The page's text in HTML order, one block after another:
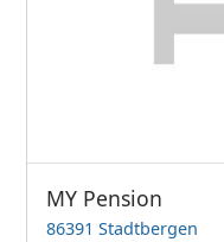
MY Pension
86391 Stadtbergen